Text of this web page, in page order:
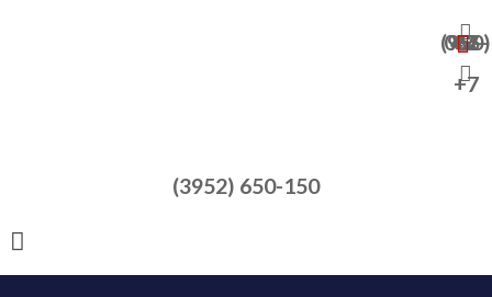
+7 (950) 065-47-82
+7
(3952) 650-150